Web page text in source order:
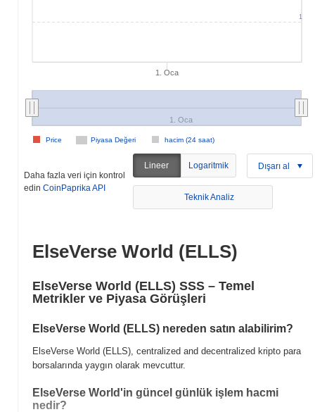
1. Oca
Piyasa Değeri hacim (24 saat)
Price
1. Oca
1
Daha fazla veri için kontrol
edin CoinPaprika API
Lineer Logaritmik Dışarı al
Teknik Analiz
ElseVerse World (ELLS)
ElseVerse World (ELLS) SSS – Temel
Metrikler ve Piyasa Görüşleri
ElseVerse World (ELLS) nereden satın alabilirim?
ElseVerse World (ELLS), centralized and decentralized kripto para
borsalarında yaygın olarak mevcuttur.
ElseVerse World'in güncel günlük işlem hacmi
nedir?